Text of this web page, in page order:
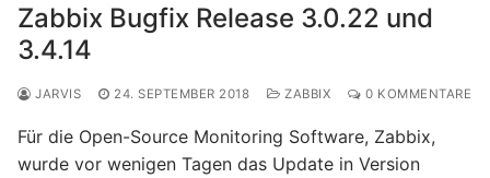
Zabbix Bugfix Release 3.0.22 und
3.4.14
JARVIS 24. SEPTEMBER 2018 ZABBIX 0 KOMMENTARE
Für die Open-Source Monitoring Software, Zabbix,
wurde vor wenigen Tagen das Update in Version